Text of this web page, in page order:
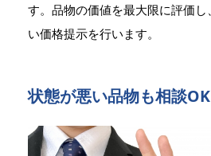
す。品物の価値を最大限に評価
い価格提示を行います。
状態が悪い品物も相談OK